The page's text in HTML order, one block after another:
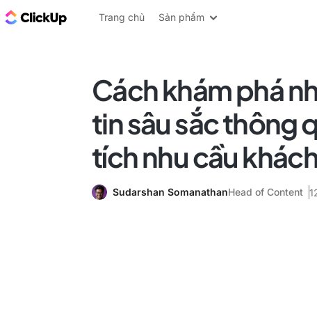
ClickUp Blog
Trang chủ Sản phẩm
Cách khám phá
tin sâu sắc thông
tích nhu cầu
Sudarshan SomanathanHead of Content